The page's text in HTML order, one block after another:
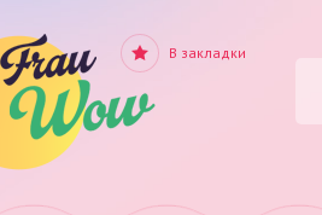
В закладки